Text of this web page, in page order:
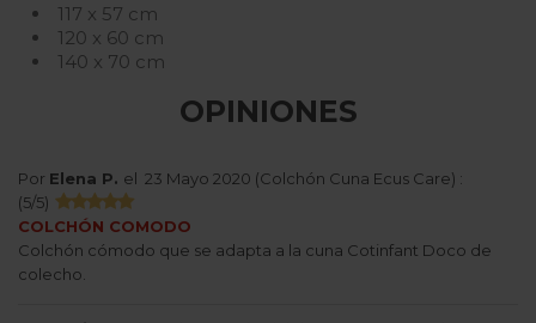
117 x 57 cm
120 x 60 cm
140 x 70 cm
OPINIONES
Por Elena P. el 23 Mayo 2020 (Colchón Cuna Ecus Care) :
(5/5)
COLCHÓN COMODO
Colchón cómodo que se adapta a la cuna Cotinfant Doco de
colecho.